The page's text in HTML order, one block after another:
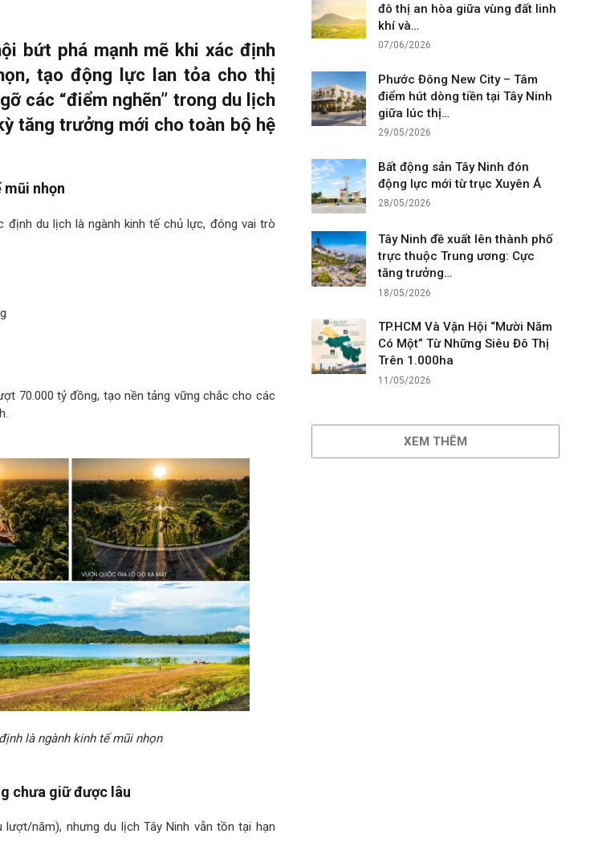
bứt phá mạnh mẽ khi xác định
tạo động lực lan tỏa cho thị
các “điểm nghẽn” trong du lịch
tăng trưởng mới cho toàn bộ hệ
mũi nhọn
định du lịch là ngành kinh tế chủ lực, đóng vai trò
70.000 tỷ đồng, tạo nền tảng vững chắc cho các
là ngành kinh tế mũi nhọn
chưa giữ được lâu
năm), nhưng du lịch Tây Ninh vẫn tồn tại hạn
đô thị an hòa giữa vùng đất linh
khí và…
07/06/2026
Phước Đông New City – Tâm
điểm hút dòng tiền tại Tây Ninh
giữa lúc thị…
29/05/2026
Bất động sản Tây Ninh đón
động lực mới từ trục Xuyên Á
28/05/2026
Tây Ninh đề xuất lên thành phố
trực thuộc Trung ương: Cực
tăng trưởng…
18/05/2026
TP.HCM Và Vận Hội “Mười Năm
Có Một” Từ Những Siêu Đô Thị
Trên 1.000ha
11/05/2026
XEM THÊM